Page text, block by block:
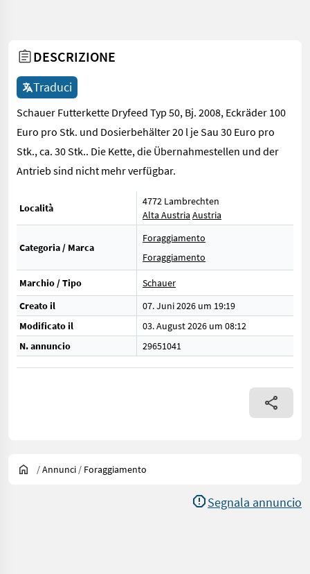
DESCRIZIONE
Traduci
Schauer Futterkette Dryfeed Typ 50, Bj. 2008, Eckräder 100
Euro pro Stk. und Dosierbehälter 20 l je Sau 30 Euro pro
Stk., ca. 30 Stk.. Die Kette, die Übernahmestellen und der
Antrieb sind nicht mehr verfügbar.
Località
4772 Lambrechten
Alta Austria Austria
Categoria / Marca
Foraggiamento
Foraggiamento
Marchio / Tipo
Schauer
Creato il
07. Juni 2026 um 19:19
Modificato il
03. August 2026 um 08:12
N. annuncio
29651041
/Annunci / Foraggiamento
Segnala annuncio